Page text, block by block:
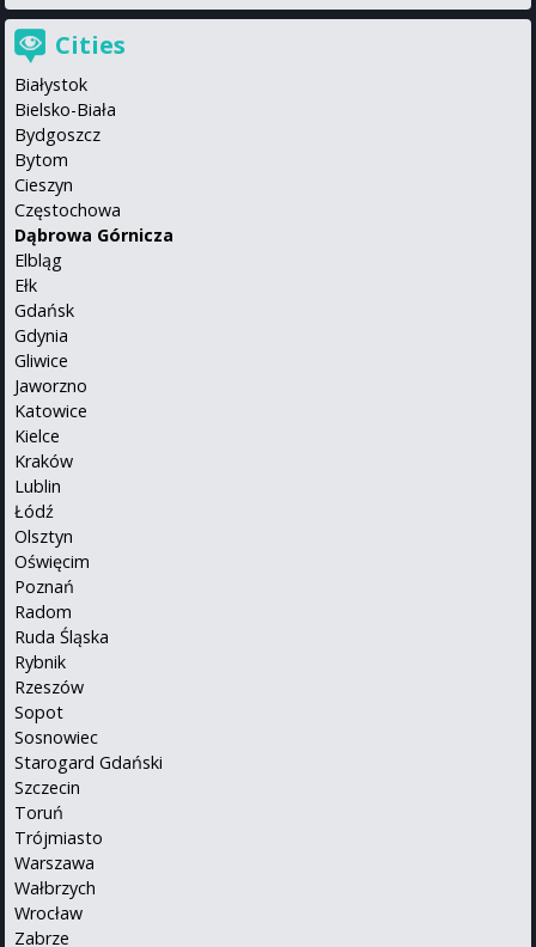
Cities
Białystok
Bielsko-Biała
Bydgoszcz
Bytom
Cieszyn
Częstochowa
Dąbrowa Górnicza
Elbląg
Ełk
Gdańsk
Gdynia
Gliwice
Jaworzno
Katowice
Kielce
Kraków
Lublin
Łódź
Olsztyn
Oświęcim
Poznań
Radom
Ruda Śląska
Rybnik
Rzeszów
Sopot
Sosnowiec
Starogard Gdański
Szczecin
Toruń
Trójmiasto
Warszawa
Wałbrzych
Wrocław
Zabrze